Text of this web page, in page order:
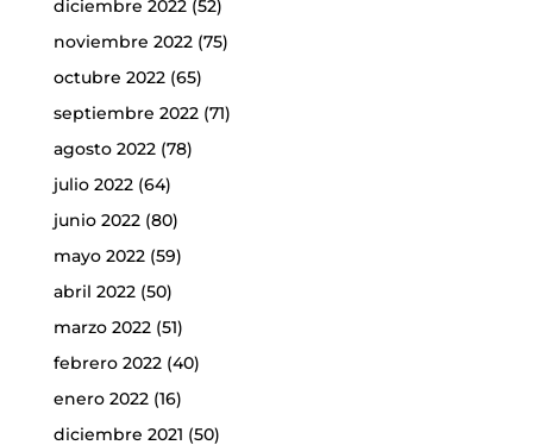
diciembre 2022(52)
noviembre 2022(75)
octubre 2022(65)
septiembre 2022(71)
agosto 2022(78)
julio 2022(64)
junio 2022(80)
mayo 2022(59)
abril 2022(50)
marzo 2022(51)
febrero 2022(40)
enero 2022(16)
diciembre 2021 (50)